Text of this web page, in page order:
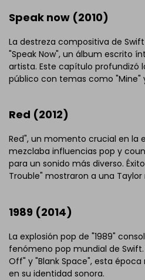
Speak now (2010)
La destreza compositiva de
"Speak Now", un álbum escrito
artista. Este capítulo profundizó
público con temas como "Mine"
Red (2012)
Red", un momento crucial en la
mezclaba influencias pop y
para un sonido más diverso.
Trouble" mostraron a una
1989 (2014)
La explosión pop de "1989"
fenómeno pop mundial de Swift.
Off" y "Blank Space", esta
en su identidad sonora.